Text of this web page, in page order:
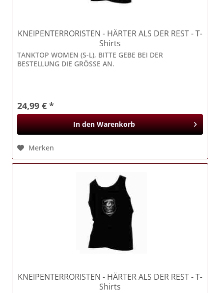
KNEIPENTERRORISTEN - HÄRTER ALS DER REST - T-
Shirts
TANKTOP WOMEN (S-L), BITTE GEBE BEI DER
BESTELLUNG DIE GRÖSSE AN.
24,99 € *
In den Warenkorb
Merken
KNEIPENTERRORISTEN - HÄRTER ALS DER REST - T-
Shirts